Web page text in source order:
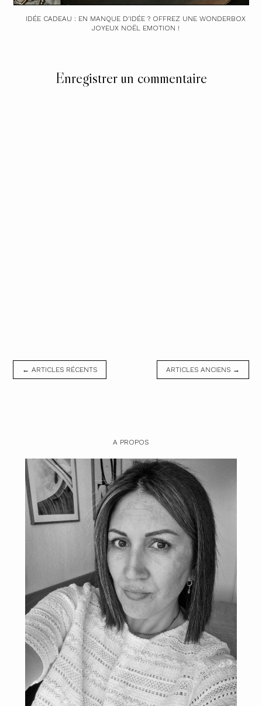
IDÉE CADEAU : EN MANQUE D'IDÉE ? OFFREZ UNE WONDERBOX
JOYEUX NOËL EMOTION !
Enregistrer un commentaire
← ARTICLES RÉCENTS ARTICLES ANCIENS →
A PROPOS